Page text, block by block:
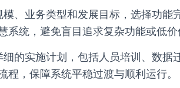
、业务类型和发展目标，选择功能
统，避免盲目追求复杂功能或低价
的实施计划，包括人员培训、数据
，保障系统平稳过渡与顺利运行。